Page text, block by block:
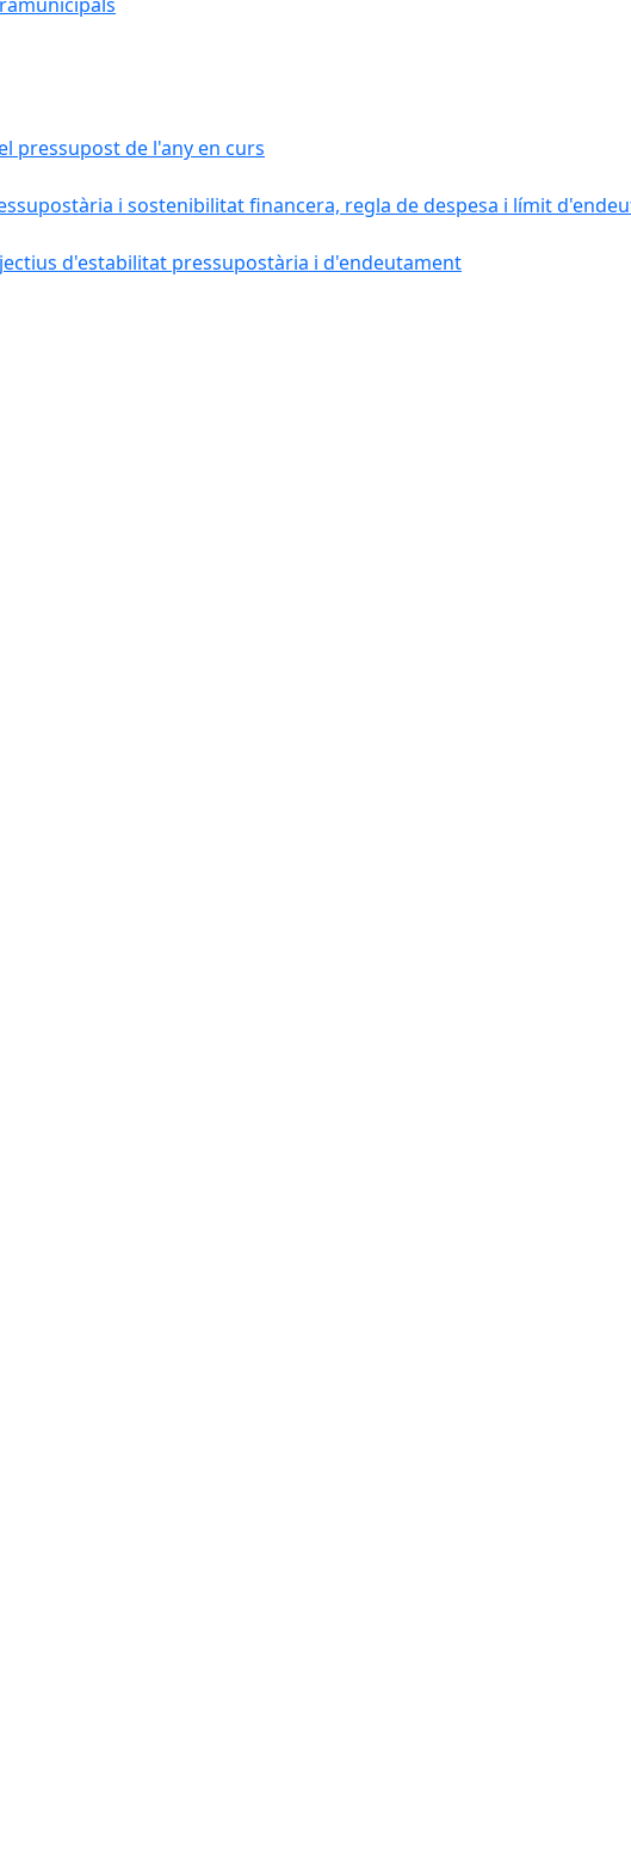
pressupost de l'any en curs
i sostenibilitat financera, regla de despesa i límit
d'estabilitat pressupostària i d'endeutament